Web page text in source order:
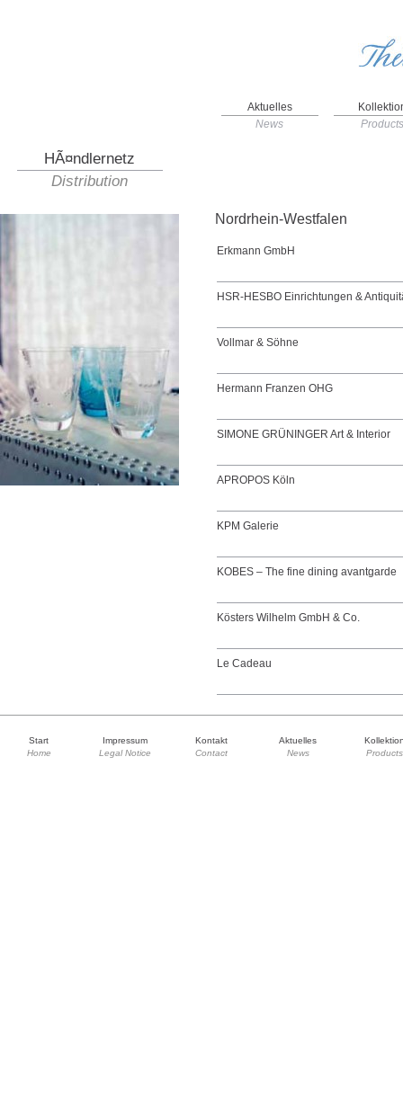
Aktuelles
News
Products
HÃ¤ndlernetz
Distribution
Nordrhein-Westfalen
Erkmann GmbH
HSR-HESBO Einrichtungen &
Vollmar & Söhne
Hermann Franzen OHG
SIMONE GRÜNINGER Art & Interior
APROPOS Köln
KPM Galerie
KOBES – The fine dining avantgarde
Kösters Wilhelm GmbH & Co.
Le Cadeau
Start Impressum Kontakt Aktuelles
Home
Legal Notice Contact News Products